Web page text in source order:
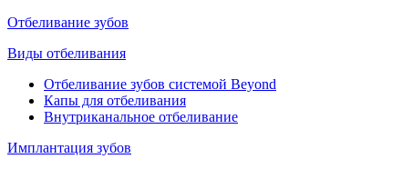
Отбеливание зубов
Виды отбеливания
Отбеливание зубов системой Beyond
Капы для отбеливания
Внутриканальное отбеливание
Имплантация зубов